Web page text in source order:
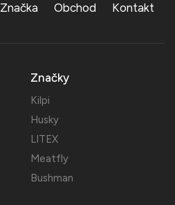
Značka Obchod Kontakt
Značky
Kilpi
Husky
LITEX
Meatfly
Bushman